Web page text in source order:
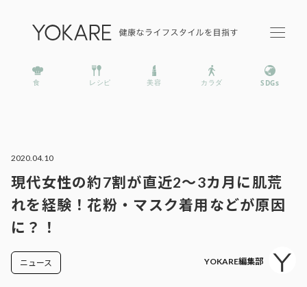
2020.04.10
現代女性の約7割が直近2～3カ月に肌荒
れを経験！花粉・マスク着用などが原因
に？！
ニュース YOKARE編集部